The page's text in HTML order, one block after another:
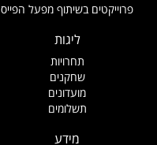
פרוייקטים בשיתוף מפעל הפייס
ליגות
תחרויות
שחקנים
מועדונים
תשלומים
מידע